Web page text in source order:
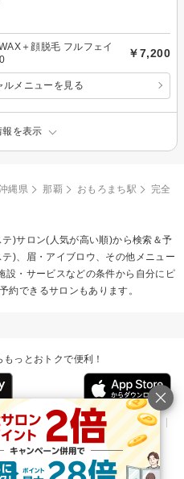
＋顔脱毛 フルフェイ
￥7,200
ルメニューを見る
報を表示
縄県 那覇 おもろまち駅
完全
テ)サロン(人気が高い順)から検索＆予
)、眉・アイブロウ、その他メニュー
設・サービスなどの条件から自分にピ
約できるサロンもあります。
っとおトクで便利！
ルプ リリース情報
利用規約
サロン様
天のサービス一覧 アプリ一覧